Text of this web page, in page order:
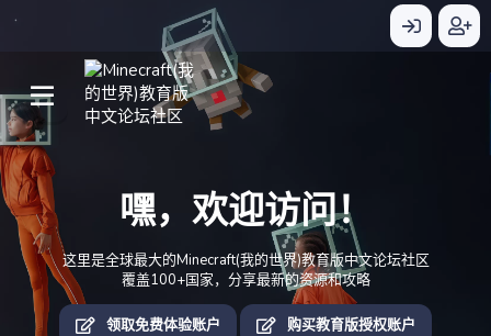
嘿，欢迎访问！
这里是全球最大的Minecraft(我的世界)教育版中文论坛社区
覆盖100+国家，分享最新的资源和攻略
领取免费体验账户 购买教育版授权账户